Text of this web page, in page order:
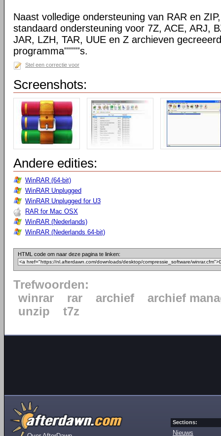
Naast volledige ondersteuning van RAR en
standaard ondersteuning voor 7Z, ACE, ARJ,
JAR, LZH, TAR, UUE en Z archieven
programma''''''''s.
Stel een correctie voor
Screenshots:
Andere edities:
WinRAR (64-bit)
WinRAR Unplugged
WinRAR Unplugged for U3
RAR for Mac OSX
WinRAR (Nederlands)
WinRAR (Nederlands 64-bit)
HTML code om naar deze pagina te linken:
Trefwoorden:
winrar
rar archief
archief
unzip
t7z
Sections:
Nieuws